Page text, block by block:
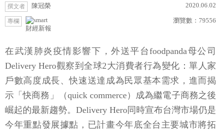
撰文者 陳冠榮 2020.06.02
專欄
財經新報
瀏覽數： 79556
在武漢肺炎疫情影響下，外送平台foodpanda母公司
Delivery Hero觀察到全球2大消費者行為變化：單人家
戶數高度成長、快速送達成為民眾基本需求，進而揭
示「快商務」（quick commerce）成為繼電子商務之後
崛起的最新趨勢。Delivery Hero同時宣布台灣市場仍是
今年重點發展據點，已計畫今年底全台主要城市將拓